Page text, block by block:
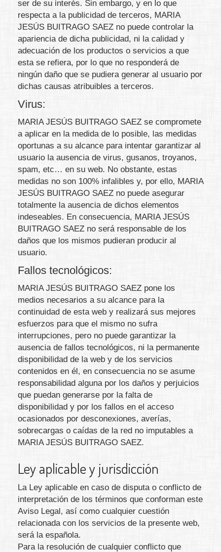
ser de su interés. Sin embargo, y en lo que
respecta a la publicidad de terceros, MARIA
JESÚS BUITRAGO SAEZ no puede controlar la
apariencia de dicha publicidad, ni la calidad y
adecuación de los productos o servicios a que
esta se refiera, por lo que no responderá de
ningún daño que se pudiera generar al usuario por
dichas causas atribuibles a terceros.
Virus:
MARIA JESÚS BUITRAGO SAEZ se compromete
a aplicar en la medida de lo posible, las medidas
oportunas a su alcance para intentar garantizar al
usuario la ausencia de virus, gusanos, troyanos,
spam, etc… en su web. No obstante, estas
medidas no son 100% infalibles y, por ello, MARIA
JESÚS BUITRAGO SAEZ no puede asegurar
totalmente la ausencia de dichos elementos
indeseables. En consecuencia, MARIA JESÚS
BUITRAGO SAEZ no será responsable de los
daños que los mismos pudieran producir al
usuario.
Fallos tecnológicos:
MARIA JESÚS BUITRAGO SAEZ pone los
medios necesarios a su alcance para la
continuidad de esta web y realizará sus mejores
esfuerzos para que el mismo no sufra
interrupciones, pero no puede garantizar la
ausencia de fallos tecnológicos, ni la permanente
disponibilidad de la web y de los servicios
contenidos en él, en consecuencia no se asume
responsabilidad alguna por los daños y perjuicios
que puedan generarse por la falta de
disponibilidad y por los fallos en el acceso
ocasionados por desconexiones, averías,
sobrecargas o caídas de la red no imputables a
MARIA JESÚS BUITRAGO SAEZ.
Ley aplicable y jurisdicción
La Ley aplicable en caso de disputa o conflicto de
interpretación de los términos que conforman este
Aviso Legal, así como cualquier cuestión
relacionada con los servicios de la presente web,
será la española.
Para la resolución de cualquier conflicto que